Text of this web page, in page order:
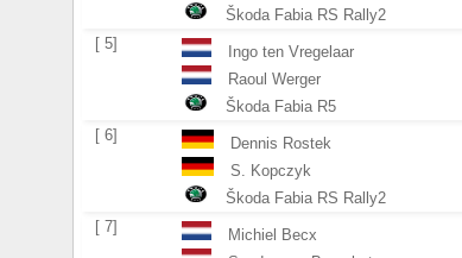
Škoda Fabia RS Rally2
[ 5]
Ingo ten Vregelaar
Raoul Werger
Škoda Fabia R5
[ 6]
Dennis Rostek
S. Kopczyk
Škoda Fabia RS Rally2
[ 7]
Michiel Becx